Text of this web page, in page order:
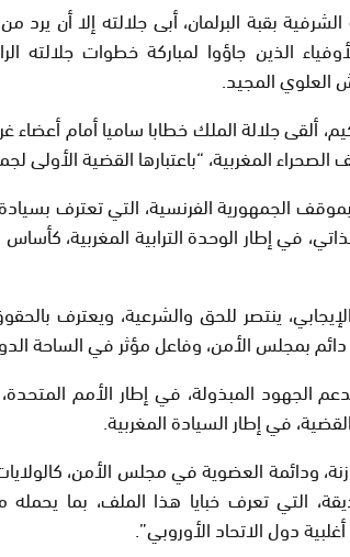
بقبة البرلمان، أبى جلالته إلا أن يرد
الذين جاؤوا لمباركة خطوات جلالته
العلوي المجيد.
ألقى جلالة الملك خطابا ساميا أمام أعضاء
المغربية، “باعتبارها القضية الأولى
الجمهورية الفرنسية، التي تعترف
في إطار الوحدة الترابية المغربية،
ينتصر للحق والشرعية، ويعترف
بمجلس الأمن، وفاعل مؤثر في الساحة
الجهود المبذولة، في إطار الأمم
في إطار السيادة المغربية.
ودائمة العضوية في مجلس الأمن،
التي تعرف خبايا هذا الملف، بما
دول الاتحاد الأوروبي”.